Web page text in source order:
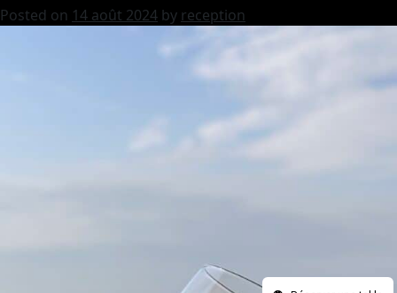
Posted on 14 août 2024 by reception